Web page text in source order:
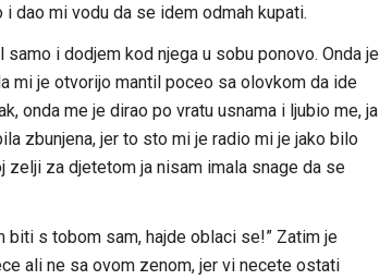
dao mi vodu da se idem odmah kupati.
i dodjem kod njega u sobu ponovo. Onda je
mi je otvorijo mantil poceo sa olovkom da ide
onda me je dirao po vratu usnama i ljubio me, ja
zbunjena, jer to sto mi je radio mi je jako bilo
zelji za djetetom ja nisam imala snage da se
biti s tobom sam, hajde oblaci se!” Zatim je
ali ne sa ovom zenom, jer vi necete ostati